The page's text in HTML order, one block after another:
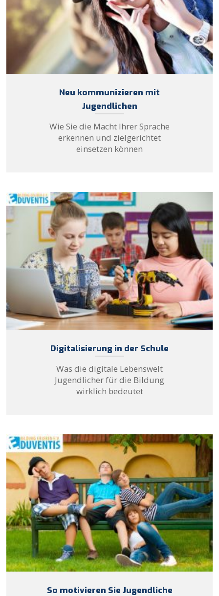
Neu kommunizieren mit
Jugendlichen
Wie Sie die Macht Ihrer Sprache
erkennen und zielgerichtet
einsetzen können
Digitalisierung in der Schule
Was die digitale Lebenswelt
Jugendlicher für die Bildung
wirklich bedeutet
So motivieren Sie Jugendliche